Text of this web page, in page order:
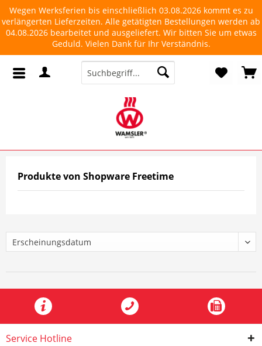
Wegen Werksferien bis einschließlich 03.08.2026 kommt es zu
verlängerten Lieferzeiten. Alle getätigten Bestellungen werden ab
04.08.2026 bearbeitet und ausgeliefert. Wir bitten Sie um etwas
Geduld. Vielen Dank für Ihr Verständnis.
Produkte von Shopware Freetime
Service Hotline